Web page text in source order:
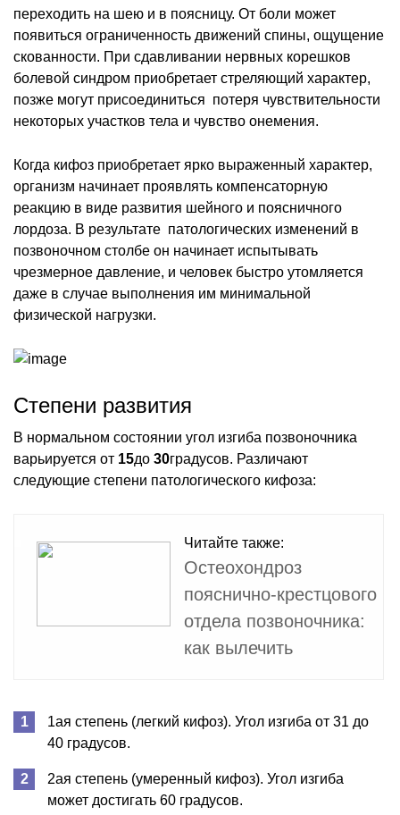
переходить на шею и в поясницу. От боли может
появиться ограниченность движений спины, ощущение
скованности. При сдавливании нервных корешков
болевой синдром приобретает стреляющий характер,
позже могут присоединиться потеря чувствительности
некоторых участков тела и чувство онемения.
Когда кифоз приобретает ярко выраженный характер,
организм начинает проявлять компенсаторную
реакцию в виде развития шейного и поясничного
лордоза. В результате патологических изменений в
позвоночном столбе он начинает испытывать
чрезмерное давление, и человек быстро утомляется
даже в случае выполнения им минимальной
физической нагрузки.
Степени развития
В нормальном состоянии угол изгиба позвоночника
варьируется от 15до 30градусов. Различают
следующие степени патологического кифоза:
Читайте также:
Остеохондроз
пояснично-крестцового
отдела позвоночника:
как вылечить
1ая степень (легкий кифоз). Угол изгиба от 31 до
40 градусов.
2ая степень (умеренный кифоз). Угол изгиба
может достигать 60 градусов.